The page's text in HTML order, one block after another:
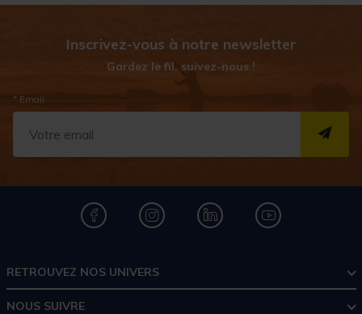
Inscrivez-vous à notre newsletter
Gardez le fil, suivez-nous !
* Email
RETROUVEZ NOS UNIVERS
NOUS SUIVRE